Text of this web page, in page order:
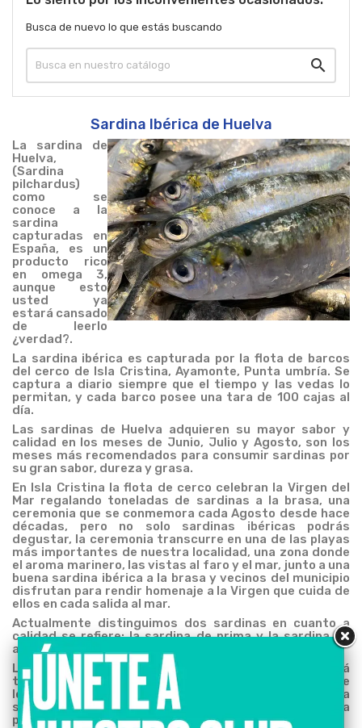
Busca de nuevo lo que estás buscando

Sardina Ibérica de Huelva
La sardina de
Huelva,
(Sardina
pilchardus)
como se
conoce a la
sardina
capturadas en
España, es un
producto rico
en omega 3,
aunque esto
usted ya
estará cansado
de leerlo
¿verdad?.
La sardina ibérica es capturada por la flota de barcos
del cerco de Isla Cristina, Ayamonte, Punta umbría. Se
captura a diario siempre que el tiempo y las vedas lo
permitan, y cada barco posee una tara de 100 cajas al
día.
Las sardinas de Huelva adquieren su mayor sabor y
calidad en los meses de Junio, Julio y Agosto, son los
meses más recomendados para consumir sardinas por
su gran sabor, dureza y grasa.
En Isla Cristina la flota de cerco celebran la Virgen del
Mar regalando toneladas de sardinas a la brasa, una
ceremonia que se conmemora cada Agosto desde hace
décadas, pero no solo sardinas ibéricas podrás
degustar, la ceremonia transcurre en una de las playas
más importantes de nuestra localidad, una zona donde
el aroma marinero, las vistas al faro y el mar, junto a una
buena sardina ibérica a la brasa y vecinos del municipio
disfrutan para rendir homenaje a la Virgen que cuida de
ellos en cada salida al mar.
Actualmente distinguimos dos sardinas en cuanto a
calidad se refiere: la sardina de prima y la sardina de
alba.
La sardina de prima es capturada cuando el sol está
totalmente oculto, solo la luna y los grandes focos que
los barcos de cercos llevan a bordo harán que la sardina
salga a la superficie y se puedan capturar, dicha sardina
posee varias horas de pesca pues se pescan de noche.